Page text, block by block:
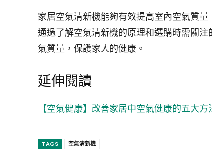
家居空氣清新機能夠有效提高室內空氣質
通過了解空氣清新機的原理和選購時需關
氣質量，保護家人的健康。
延伸閱讀
【空氣健康】改善家居中空氣健康的五大方
TAGS 空氣清新機